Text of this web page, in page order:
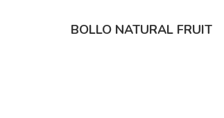
BOLLO NATURAL FRUIT